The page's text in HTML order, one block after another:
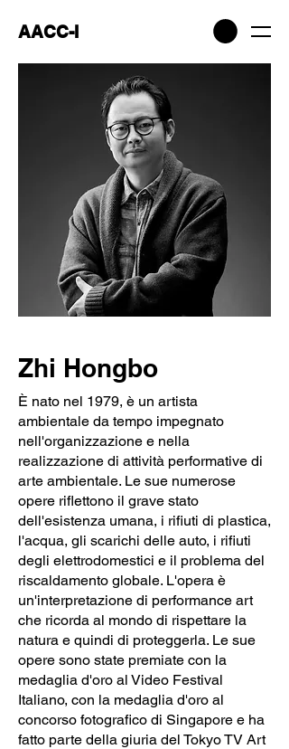
AACC-I
Zhi Hongbo
È nato nel 1979, è un artista
ambientale da tempo impegnato
nell'organizzazione e nella
realizzazione di attività performative di
arte ambientale. Le sue numerose
opere riflettono il grave stato
dell'esistenza umana, i rifiuti di plastica,
l'acqua, gli scarichi delle auto, i rifiuti
degli elettrodomestici e il problema del
riscaldamento globale. L'opera è
un'interpretazione di performance art
che ricorda al mondo di rispettare la
natura e quindi di proteggerla. Le sue
opere sono state premiate con la
medaglia d'oro al Video Festival
Italiano, con la medaglia d'oro al
concorso fotografico di Singapore e ha
fatto parte della giuria del Tokyo TV Art